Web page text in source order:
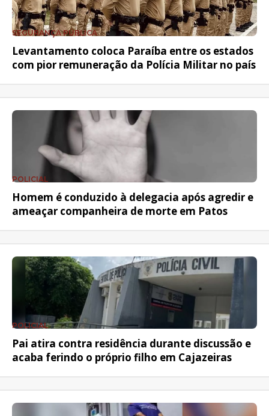
SEGURANÇA PÚBLICA
Levantamento coloca Paraíba entre os estados
com pior remuneração da Polícia Militar no país
POLICIAL
Homem é conduzido à delegacia após agredir e
ameaçar companheira de morte em Patos
POLICIAL
Pai atira contra residência durante discussão e
acaba ferindo o próprio filho em Cajazeiras